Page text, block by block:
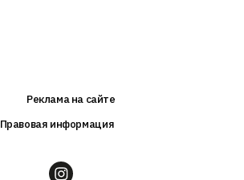
Реклама на сайте
Правовая информация